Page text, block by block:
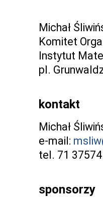
Michał
Komitet
Instytut
pl.
kontakt
Michał
e-mail:
tel. 71
sponsorzy